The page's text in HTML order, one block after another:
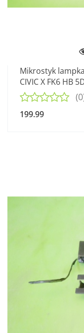
Mikrostyk
CIVIC X FK6 HB
199.99